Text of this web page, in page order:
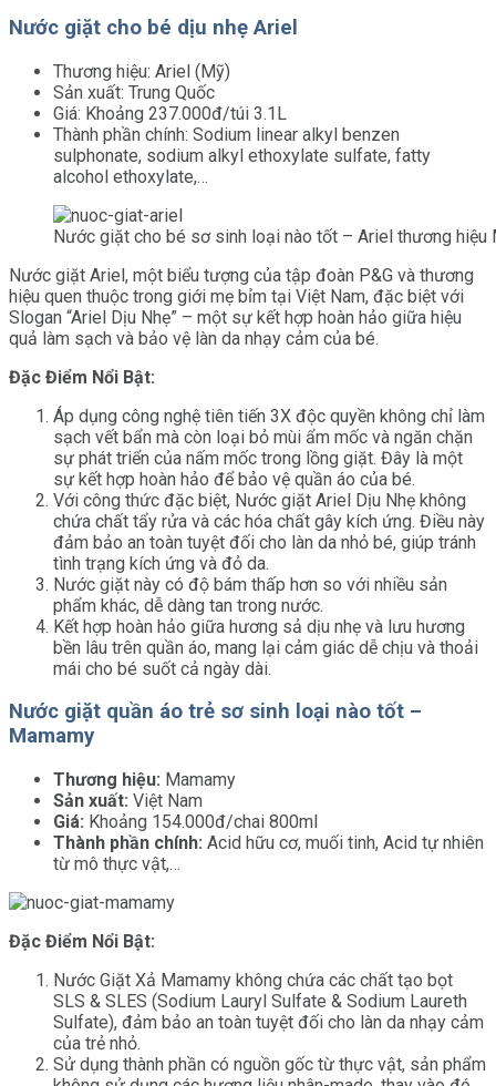
Nước giặt cho bé dịu nhẹ Ariel
Thương hiệu: Ariel (Mỹ)
Sản xuất: Trung Quốc
Giá: Khoảng 237.000đ/túi 3.1L
Thành phần chính: Sodium linear alkyl benzen
sulphonate, sodium alkyl ethoxylate sulfate, fatty
alcohol ethoxylate,…
Nước giặt cho bé sơ sinh loại nào tốt – Ariel thương hiệu
Nước giặt Ariel, một biểu tượng của tập đoàn P&G và thương
hiệu quen thuộc trong giới mẹ bỉm tại Việt Nam, đặc biệt với
Slogan “Ariel Dịu Nhẹ” – một sự kết hợp hoàn hảo giữa hiệu
quả làm sạch và bảo vệ làn da nhạy cảm của bé.
Đặc Điểm Nổi Bật:
Áp dụng công nghệ tiên tiến 3X độc quyền không chỉ làm
sạch vết bẩn mà còn loại bỏ mùi ẩm mốc và ngăn chặn
sự phát triển của nấm mốc trong lồng giặt. Đây là một
sự kết hợp hoàn hảo để bảo vệ quần áo của bé.
Với công thức đặc biệt, Nước giặt Ariel Dịu Nhẹ không
chứa chất tẩy rửa và các hóa chất gây kích ứng. Điều này
đảm bảo an toàn tuyệt đối cho làn da nhỏ bé, giúp tránh
tình trạng kích ứng và đỏ da.
Nước giặt này có độ bám thấp hơn so với nhiều sản
phẩm khác, dễ dàng tan trong nước.
Kết hợp hoàn hảo giữa hương sả dịu nhẹ và lưu hương
bền lâu trên quần áo, mang lại cảm giác dễ chịu và thoải
mái cho bé suốt cả ngày dài.
Nước giặt quần áo trẻ sơ sinh loại nào tốt –
Mamamy
Thương hiệu: Mamamy
Sản xuất: Việt Nam
Giá: Khoảng 154.000đ/chai 800ml
Thành phần chính: Acid hữu cơ, muối tinh, Acid tự nhiên
từ mô thực vật,…
Đặc Điểm Nổi Bật:
Nước Giặt Xả Mamamy không chứa các chất tạo bọt
SLS & SLES (Sodium Lauryl Sulfate & Sodium Laureth
Sulfate), đảm bảo an toàn tuyệt đối cho làn da nhạy cảm
của trẻ nhỏ.
Sử dụng thành phần có nguồn gốc từ thực vật, sản phẩm